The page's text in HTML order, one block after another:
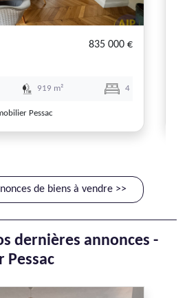
835 000 €
919 m² 4
Pessac
de biens à vendre >>
dernières annonces -
Pessac